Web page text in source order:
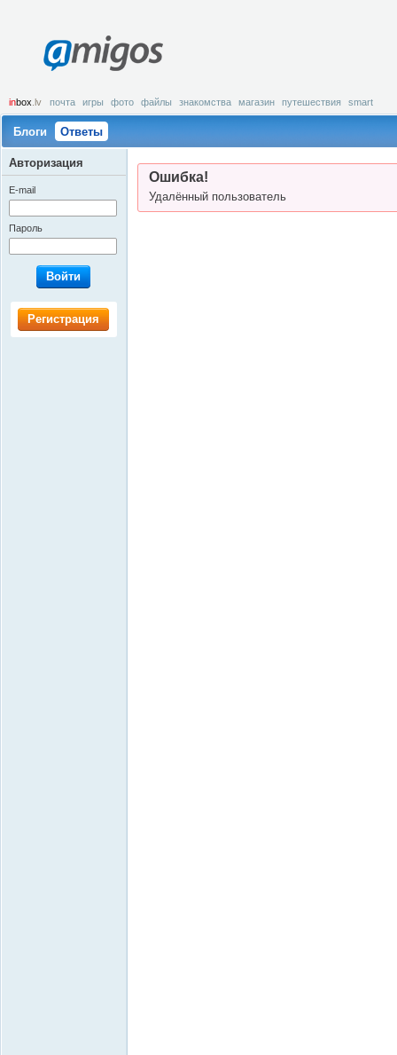
amigos
inbox .lv почта игры фото файлы знакомства магазин путешествия smart
Блоги Ответы
Ошибка!
Удалённый пользователь
Авторизация
E-mail
Пароль
Войти
Регистрация